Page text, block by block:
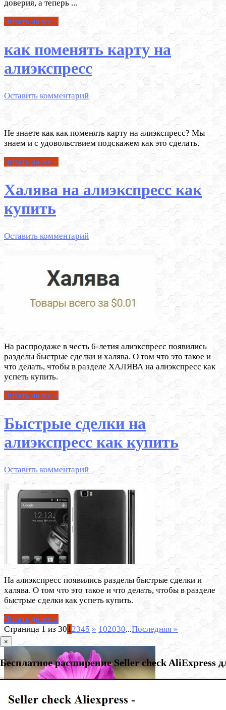
доверия, а теперь ...
Читать далее »
как поменять карту на
алиэкспресс
Оставить комментарий
Не знаете как как поменять карту на алиэкспресс? Мы
знаем и с удовольствием подскажем как это сделать.
Читать далее »
Халява на алиэкспресс как
купить
Оставить комментарий
На распродаже в честь 6-летия алиэкспресс появились
разделы быстрые сделки и халява. О том что это такое и
что делать, чтобы в разделе ХАЛЯВА на алиэкспресс как
успеть купить.
Читать далее »
Быстрые сделки на
алиэкспресс как купить
Оставить комментарий
На алиэкспресс появились разделы быстрые сделки и
халява. О том что это такое и что делать, чтобы в разделе
быстрые сделки как успеть купить.
Читать далее »
Страница 1 из 3012345 » 102030...Последняя »
×
Бесплатное расширение Seller check AliExpress